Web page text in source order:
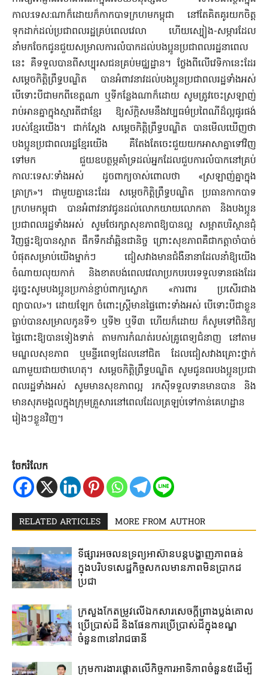
កាល:ទេស:ណាក៏ដោយក៏កាកបាទក្រហមកម្ពុជា នៅតែគិតគូរយកចិត្ត
ទុកដាក់ដល់ប្រជាពលរដ្ឋគ្រប់ពេលវេលា ហើយស្បៀង-សម្ភារដែល
នាំមកចែកជូនជួយសម្រាលការលំបាកដល់បងប្អូនប្រជាពលរដ្ឋនាពេល
នេះ គឺទទួលបានពីសប្បុរសជនគ្រប់មជ្ឈដ្ឋាន។ ថ្លែងពីលើវេទិកានេះដែរ
សម្តេចកិត្តិព្រឹទ្ធបណ្ឌិត បានអំពាវនាវដល់បងប្អូនប្រជាពលរដ្ឋទាំងអស់
បើទោះបីជាមកពីខេត្តណា ឬទីកន្លែងណាក៏ដោយ សូមត្រូវចេះស្រឡាញ់
រាប់អានគ្នាក្នុងស្មារតីជាខ្មែរ ឱ្យស័ក្តិសមនឹងវប្បធម៌ប្រពៃណីដ៏ល្អផូរផង់
របស់ខ្មែរយើង។ ជាក់ស្តែង សម្តេចកិត្តិព្រឹទ្ធបណ្ឌិត បានមើលឃើញថា
បងប្អូនប្រជាពលរដ្ឋខ្មែរយើង គឺតែងតែចេះជួយយកអាសាគ្នាទៅវិញ
ទៅមក ជួយឧបត្ថម្ភគាំទ្រដល់អ្នកដែលជួបការលំបាកនៅគ្រប់
កាលៈទេសៈទាំងអស់ ដូចពាក្យចាស់ពោលថា «ស្រឡាញ់គ្នាក្នុង
គ្រាក្រ»។ ជាមួយគ្នានេះដែរ សម្តេចកិត្តិព្រឹទ្ធបណ្ឌិត ប្រធានកាកបាទ
ក្រហមកម្ពុជា បានអំពាវនាវជូនដល់លោកយាយលោកតា និងបងប្អូន
ប្រជាពលរដ្ឋទាំងអស់ សូមថែរក្សាសុខភាពឱ្យបានល្អ សម្អាតបរិស្ថានជុំ
វិញផ្ទះឱ្យបានស្អាត ផឹកទឹកដាំឆ្អិនជានិច្ច ព្រោះសុខភាពគឺជាកត្តាចាំបាច់
បំផុតសម្រាប់យើងម្នាក់ៗ ជៀសវាងមានជំងឺនានាដែលនាំឱ្យយើង
ចំណាយលុយកាក់ និងខាតបង់ពេលវេលាប្រកបរបរទទួលទានផងដែរ
ដូច្នេះសូមបងប្អូនប្រកាន់ខ្ជាប់ពាក្យស្លោក «ការពារ ប្រសើរជាង
ព្យាបាល»។ ដោយឡែក ចំពោះស្ត្រីមានផ្ទៃពោះទាំងអស់ បើទោះបីជាខ្លួន
ធ្លាប់បានសម្រាលកូនទី១ ឬទី២ ឬទី៣ ហើយក៏ដោយ ក៏សូមទៅពិនិត្យ
ផ្ទៃពោះឱ្យបានទៀងទាត់ តាមការកំណត់របស់គ្រូពេទ្យជំនាញ នៅតាម
មណ្ឌលសុខភាព ឬមន្ទីរពេទ្យដែលនៅជិត ដែលជៀសវាងគ្រោះថ្នាក់
ណាមួយជាយថាហេតុ។ សម្តេចកិត្តិព្រឹទ្ធបណ្ឌិត សូមជូនពរបងប្អូនប្រជា
ពលរដ្ឋទាំងអស់ សូមមានសុខភាពល្អ រកស៊ីទទួលទានមានបាន និង
មានសុភមង្គលក្នុងក្រុមគ្រួសារនៅពេលដែលត្រឡប់ទៅកាន់គេហដ្ឋាន
រៀងៗខ្លួនវិញ។
ចែករំលែក
RELATED ARTICLES MORE FROM AUTHOR
ទីផ្សារអចលនទ្រព្យ​អាស៊ាន​បន្តបង្ហាញ​ភាពធន់​
ក្នុង​បរិបទ​សេដ្ឋកិច្ចសកល​មាន​ភាព​មិន​ប្រាកដ​
ប្រជា​
ក្រសួង​កែតម្រូវលើឯកសារ​សេចក្តីព្រាង​ប្លង់​គោល​
ប្រើប្រាស់ដី​ និង​ផែនការ​ប្រើប្រាស់​ដី​ក្នុង​ខណ្ឌ​
ចំនួន៣​នៅ​រាជធានី​
ក្រុមការងារ​ផ្តោត​លើ​កិច្ចការ​អាទិភាព​ចំនួន​៥​ដើម្បី​